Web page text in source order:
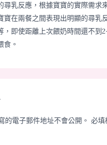
尋乳反應，根據寶寶的實際需求
寶在兩餐之間表現出明顯的尋乳
，即使距離上次餵奶時間還不到
食。
的電子郵件地址不會公開。 必填